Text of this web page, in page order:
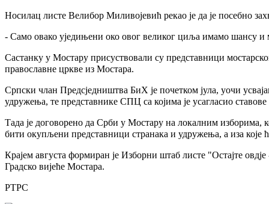
Носилац листе Велибор Миливојевић рекао је да је посебно
- Само овако уједињени око овог великог циља имамо шансу и
Састанку у Мостару присуствовали су представници
православне цркве из Мостара.
Српски члан Предсједништва БиХ је почетком јула, уочи
удружења, те представнике СПЦ са којима је усагласио
Тада је договорено да Срби у Мостару на локалним изборима,
бити окупљени представници странака и удружења, а иза
Крајем августа формиран је Изборни штаб листе "Остајте
Градско вијеће Мостара.
РТРС